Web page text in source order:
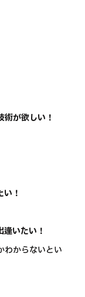
が欲しい！
！
いたい！
からないとい